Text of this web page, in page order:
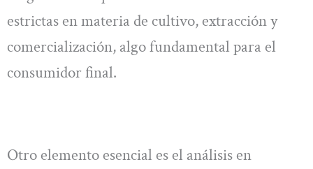
estrictas en materia de cultivo, extracción y
comercialización, algo fundamental para el
consumidor final.
Otro elemento esencial es el análisis en